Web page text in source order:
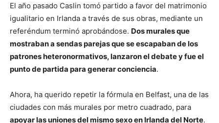
El año pasado Caslin tomó partido a favor del matrimonio
igualitario en Irlanda a través de sus obras, mediante un
referéndum terminó aprobándose. Dos murales que
mostraban a sendas parejas que se escapaban de los
patrones heteronormativos, lanzaron el debate y fue el
punto de partida para generar conciencia.
Ahora, ha querido repetir la fórmula en Belfast, una de las
ciudades con más murales por metro cuadrado, para
apoyar las uniones del mismo sexo en Irlanda del Norte.